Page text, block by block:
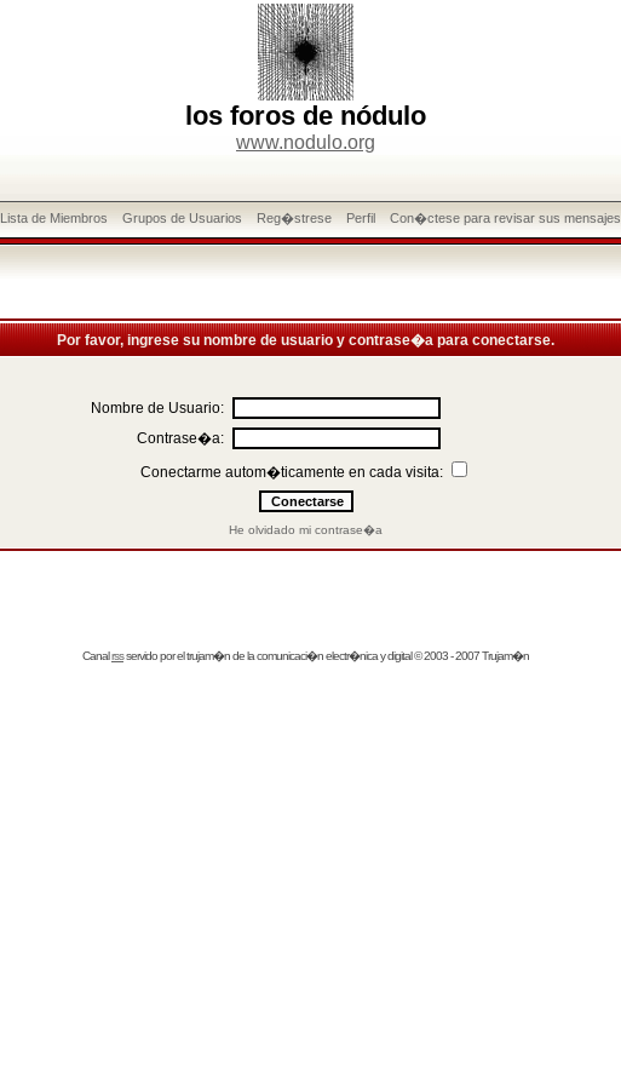
los foros de nódulo
www.nodulo.org
Lista de Miembros Grupos de Usuarios Reg�strese Perfil Con�ctese para revisar sus mensajes
Por favor, ingrese su nombre de usuario y contrase�a para conectarse.
Nombre de Usuario:
Contrase�a:
Conectarme autom�ticamente en cada visita:
He olvidado mi contrase�a
Canalrssservido por eltrujam�nde la comunicaci�n electr�nica y digital © 2003 - 2007 Trujam�n